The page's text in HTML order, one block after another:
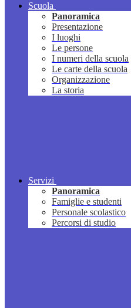
Scuola
Panoramica
Presentazione
I luoghi
Le persone
I numeri della scuola
Le carte della scuola
Organizzazione
La storia
Servizi
Panoramica
Famiglie e studenti
Personale scolastico
Percorsi di studio